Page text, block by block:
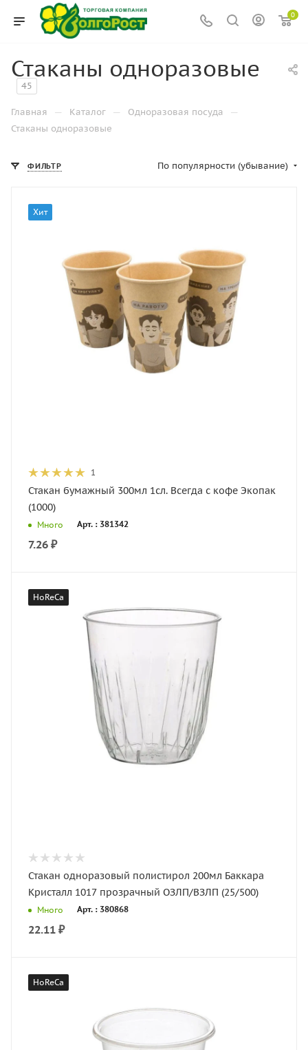
0
Стаканы одноразовые
45
Главная — Каталог — Одноразовая посуда —
Стаканы одноразовые
ФИЛЬТР По популярности (убывание)
Хит
1
Стакан бумажный 300мл 1сл. Всегда с кофе Экопак
(1000)
Много Арт. : 381342
7.26 ₽
HoReCa
Стакан одноразовый полистирол 200мл Баккара
Кристалл 1017 прозрачный ОЗЛП/ВЗЛП (25/500)
Много Арт. : 380868
22.11 ₽
HoReCa